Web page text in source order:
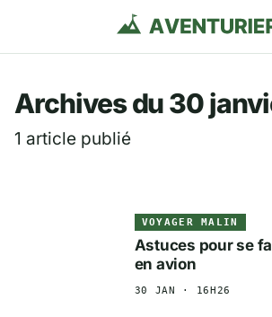
Archives du 30
1 article publié
VOYAGER MALIN
Astuces pour se
en avion
30 JAN · 16H26